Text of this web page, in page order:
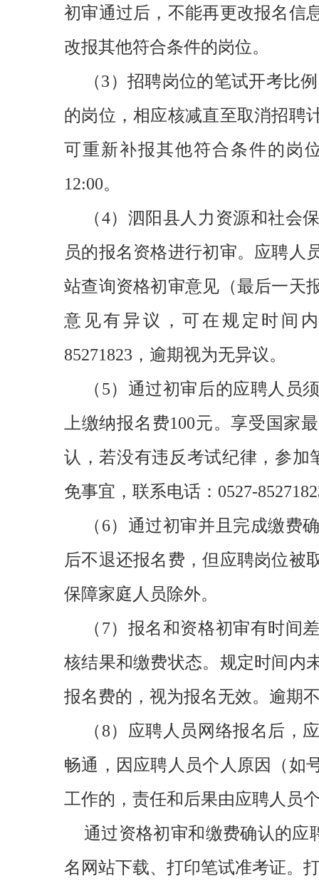
初审通过后，不能再更改报名信
改报其他符合条件的岗位。
（3）招聘岗位的笔试开考比
的岗位，相应核减直至取消招聘
可重新补报其他符合条件的岗
12:00。
（4）泗阳县人力资源和社会
员的报名资格进行初审。应聘人
站查询资格初审意见（最后一天
意见有异议，可在规定时间
85271823，逾期视为无异议。
（5）通过初审后的应聘人员
上缴纳报名费100元。享受国家
认，若没有违反考试纪律，参加
免事宜，联系电话：0527-
（6）通过初审并且完成缴费
后不退还报名费，但应聘岗位被
保障家庭人员除外。
（7）报名和资格初审有时间
核结果和缴费状态。规定时间内
报名费的，视为报名无效。逾期
（8）应聘人员网络报名后，
畅通，因应聘人员个人原因（如
工作的，责任和后果由应聘人员
通过资格初审和缴费确认的应
名网站下载、打印笔试准考证。